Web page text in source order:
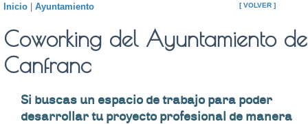
[ VOLVER ]
Inicio Ayuntamiento
Coworking del Ayuntamiento de
Canfranc
Si buscas un espacio de trabajo para poder
desarrollar tu proyecto profesional de manera